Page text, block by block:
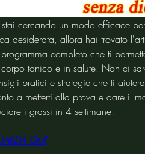
cercando un modo efficace
desiderata, allora hai trovato
completo che ti
tonico e in salute. Non ci
pratici e strategie che ti
a metterti alla prova e dare il
i grassi in 4 settimane!
QUI